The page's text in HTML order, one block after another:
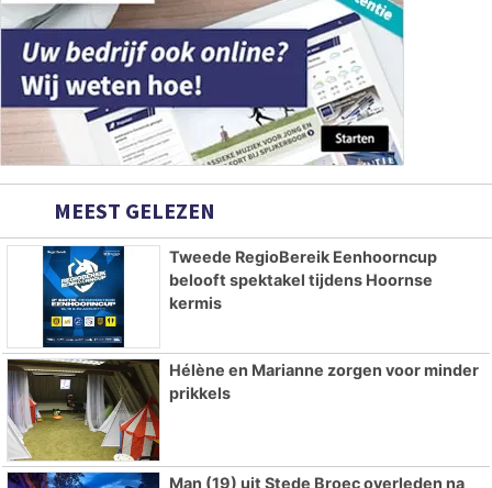
MEEST GELEZEN
Tweede RegioBereik Eenhoorncup
belooft spektakel tijdens Hoornse
kermis
Hélène en Marianne zorgen voor minder
prikkels
Man (19) uit Stede Broec overleden na